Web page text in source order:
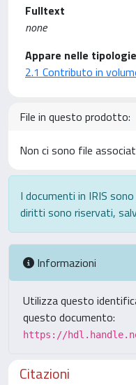
Fulltext
none
Appare nelle
2.1 Contributo in
File in questo prodotto:
Non ci sono file
I documenti in IRIS
diritti sono riservati,
Informazioni
Utilizza questo
questo documento:
https://
Citazioni